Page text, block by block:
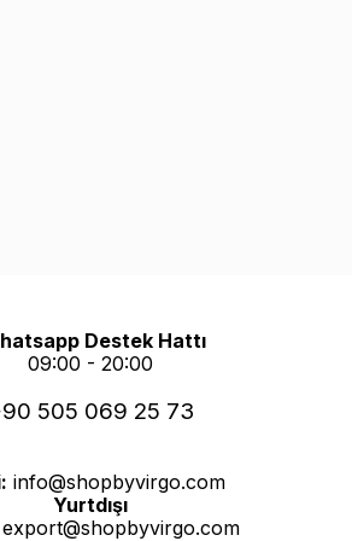
Destek Hattı
09:00 - 20:00
505 069 25 73
info@shopbyvirgo.com
Yurtdışı
export@shopbyvirgo.com